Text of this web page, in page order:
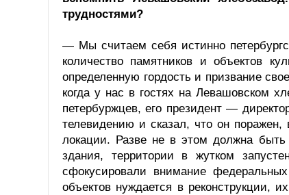
трудностями?
— Мы считаем себя истинно
количество памятников и объектов
определенную гордость и призвание
когда у нас в гостях на Левашовском
петербуржцев, его президент —
телевидению и сказал, что он поражен,
локации. Разве не в этом должна быть
здания, территории в жутком
сфокусировали внимание
объектов нуждается в реконструкции,